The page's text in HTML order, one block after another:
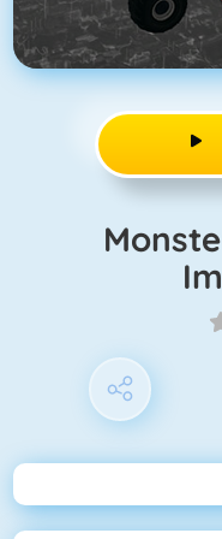
Monster Truck Crazy